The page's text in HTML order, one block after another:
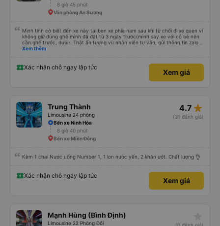
tuyến đường này. Tôi thực sự hy vọng rằng trong tương lai các tài xế sẽ
dừng xe thường xuyên theo lịch trình, đặc biệt là vì tôi dự định sẽ đi tuyến
đường này một lần nữa vào tuần tới.
8 giờ 45 phút
Văn phòng An Sương
Mình tình cờ biết đến xe này tai ben xe phia nam sau khi từ chối đi xe quen vì
không giữ đúng ghế mình đã đặt từ 3 ngày trước(mình say xe với có bé nên
cần ghế trước, dưới). Thật ấn tượng vù nhân viên tư vấn, gửi thông tin zalo
rõ ràng, chuyên nghiệp. Đi đúng giờ, xe mới toanh, sạch sẽ thơm tho, buồng
các anh tài và lơ cũng cực dễ thương, tâm lý. 10 điểm không nhưng. Mình sẽ
lưu lại để giới thiệu người nhà, bạn bè đi xe này. ưng hết sức. Giờ thấy may
Xem thêm
Xác nhận chỗ ngay lập tức
Xem giá
Trung Thành
Limousine 24 phòng
4.7 star_rate
(31 đánh giá)
Bến xe Ninh Hòa
8 giờ 40 phút
Bến xe Miền Đông
Kèm 1 chai Nước uống Number 1, 1 lon nước yến, 2 khăn ướt. Chất lượng 👌
Xác nhận chỗ ngay lập tức
Xem giá
Mạnh Hùng (Bình Định)
Limousine 22 Phòng Đôi